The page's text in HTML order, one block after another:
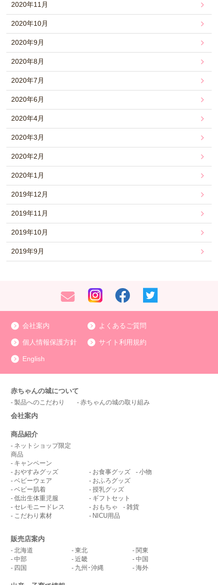
2020年11月
2020年10月
2020年9月
2020年8月
2020年7月
2020年6月
2020年4月
2020年3月
2020年2月
2020年1月
2019年12月
2019年11月
2019年10月
2019年9月
会社案内 よくあるご質問
個人情報保護方針 サイト利用規約
English
赤ちゃんの城について
製品へのこだわり 赤ちゃんの城の取り組み
会社案内
商品紹介
ネットショップ限定
商品
キャンペーン
おやすみグッズ
ベビーウェア
ベビー肌着
低出生体重児服
セレモニードレス
こだわり素材
お食事グッズ
小物
おふろグッズ
授乳グッズ
ギフトセット
おもちゃ
雑貨
NICU用品
販売店案内
北海道 東北
関東
中部
近畿
中国
四国
九州･沖縄 海外